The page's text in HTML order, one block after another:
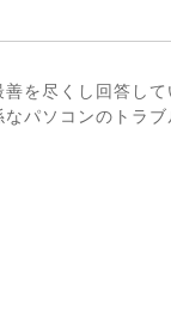
を尽くし回答して
パソコンのトラブ